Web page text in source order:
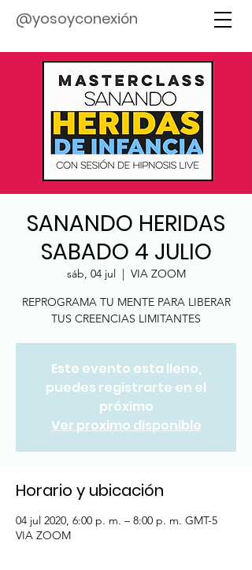
@yosoyconexión
SANANDO HERIDAS
SABADO 4 JULIO
sáb, 04 jul
  |
VIA ZOOM
REPROGRAMA TU MENTE PARA LIBERAR
TUS CREENCIAS LIMITANTES
Este evento esta lleno,
puedes registrarte en el
próximo
Ver proximo disponible
Horario y ubicación
04 jul 2020, 6:00 p. m. – 8:00 p. m. GMT-5
VIA ZOOM